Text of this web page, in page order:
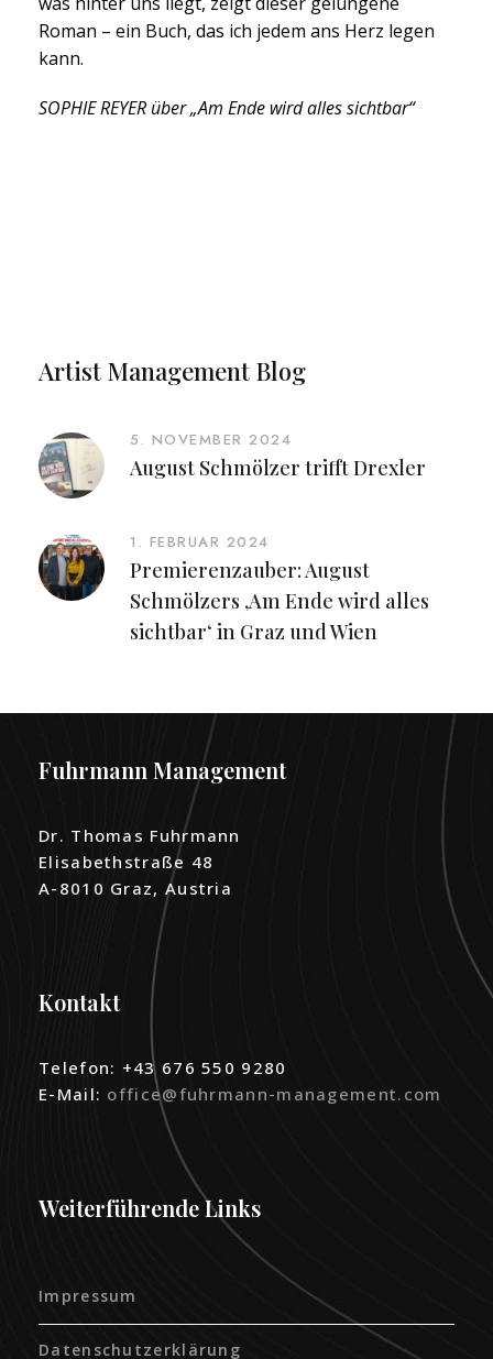
Roman – ein Buch, das ich jedem ans Herz legen
kann.
SOPHIE REYER über „Am Ende wird alles sichtbar“
Artist Management Blog
5. NOVEMBER 2024
August Schmölzer trifft Drexler
1. FEBRUAR 2024
Premierenzauber: August
Schmölzers ‚Am Ende wird alles
sichtbar‘ in Graz und Wien
Fuhrmann Management
Dr. Thomas Fuhrmann
Elisabethstraße 48
A-8010 Graz, Austria
Kontakt
Telefon: +43 676 550 9280
E-Mail: office@fuhrmann-management.com
Weiterführende Links
Impressum
Datenschutzerklärung